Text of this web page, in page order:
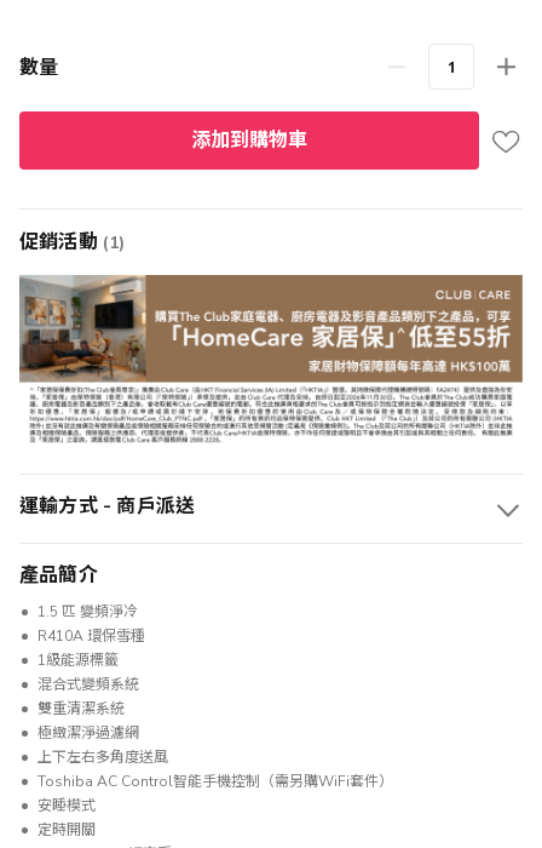
數量
添加到購物車
促銷活動 (1)
運輸方式 - 商戶派送
產品簡介
1.5 匹 變頻淨冷
R410A 環保雪種
1級能源標籤
混合式變頻系統
雙重清潔系統
極緻潔淨過濾網
上下左右多角度送風
Toshiba AC Control智能手機控制（需另購WiFi套件）
安睡模式
定時開關